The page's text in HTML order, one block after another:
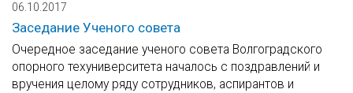
06.10.2017
Заседание Ученого совета
Очередное заседание ученого совета Волгоградского
опорного техуниверситета началось с поздравлений и
вручения целому ряду сотрудников, аспирантов и